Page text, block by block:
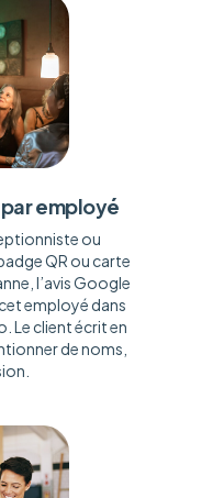
employé
ou
QR ou carte
l’avis Google
employé dans
Le client écrit en
de noms,